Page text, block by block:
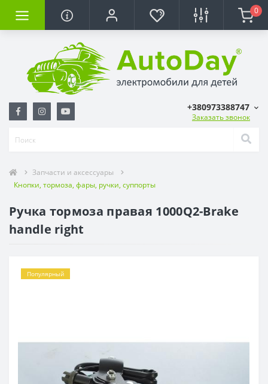
0
+380973388747
Заказать звонок
Запчасти и аксессуары
Кнопки, тормоза, фары, ручки, суппорты
Ручка тормоза правая 1000Q2-Brake
handle right
Популярный